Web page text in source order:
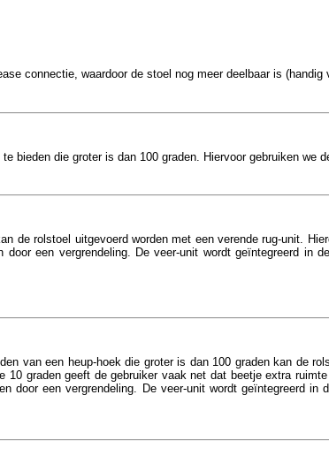
connectie, waardoor de stoel nog meer deelbaar is
bieden die groter is dan 100 graden. Hiervoor gebruiken we
de rolstoel uitgevoerd worden met een verende rug-unit.
een vergrendeling. De veer-unit wordt geïntegreerd in
van een heup-hoek die groter is dan 100 graden kan de
graden geeft de gebruiker vaak net dat beetje extra
door een vergrendeling. De veer-unit wordt geïntegreerd in